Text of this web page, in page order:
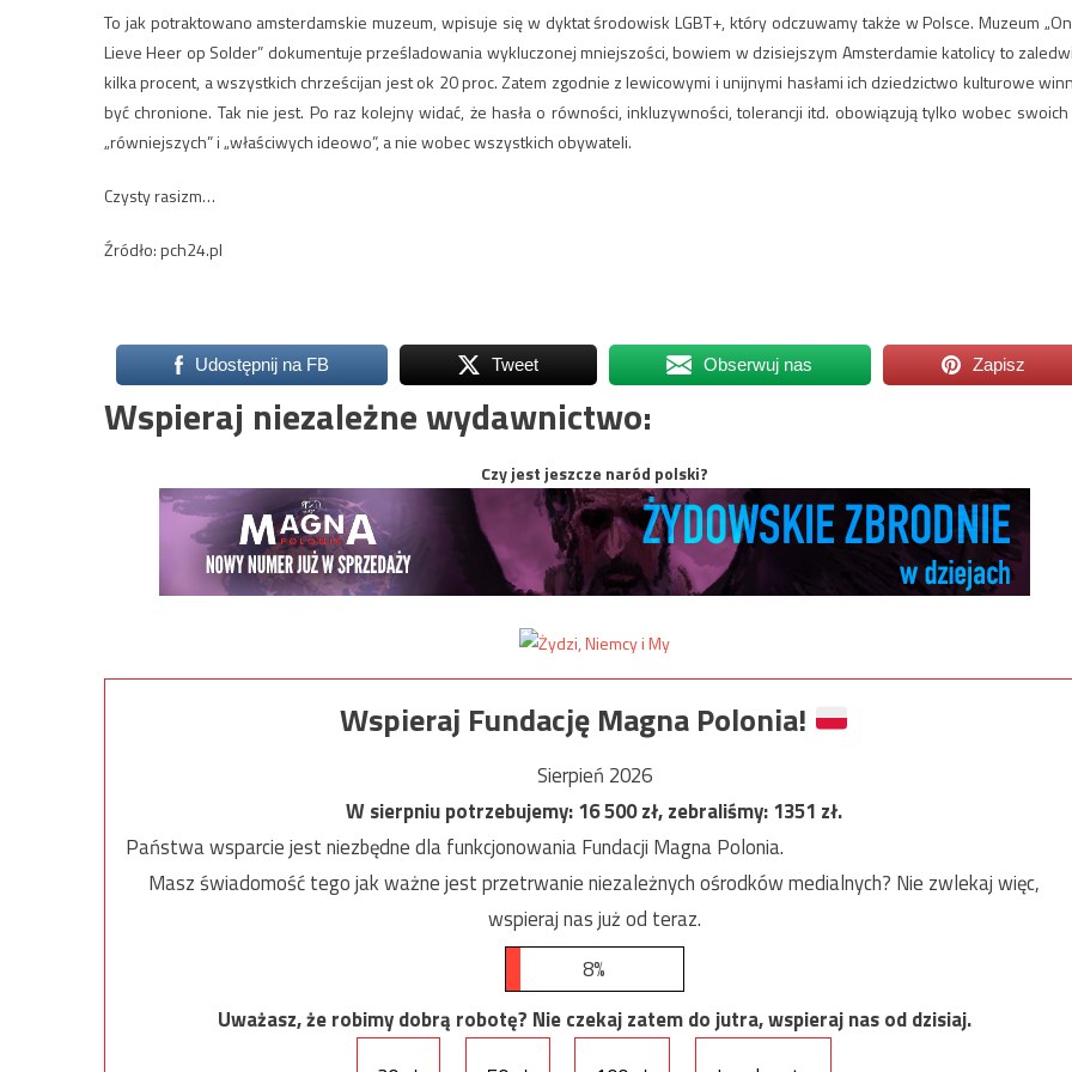
To jak potraktowano amsterdamskie muzeum, wpisuje się w dyktat środowisk LGBT+, który odczuwamy także w Polsce. Muzeum
Lieve Heer op Solder” dokumentuje prześladowania wykluczonej mniejszości, bowiem w dzisiejszym Amsterdamie katolicy to
kilka procent, a wszystkich chrześcijan jest ok 20 proc. Zatem zgodnie z lewicowymi i unijnymi hasłami ich dziedzictwo kulturowe
być chronione. Tak nie jest. Po raz kolejny widać, że hasła o równości, inkluzywności, tolerancji itd. obowiązują tylko wobec
„równiejszych” i „właściwych ideowo”, a nie wobec wszystkich obywateli.
Czysty rasizm…
Źródło: pch24.pl
Udostępnij na FB Tweet Obserwuj nas Zapisz
Wspieraj niezależne wydawnictwo:
Czy jest jeszcze naród polski?
Wspieraj Fundację Magna Polonia!
Sierpień 2026
W sierpniu potrzebujemy:16 500zł, zebraliśmy:1351 zł.
Państwa wsparcie jest niezbędne dla funkcjonowania Fundacji Magna Polonia.
Masz świadomość tego jak ważne jest przetrwanie niezależnych ośrodków medialnych? Nie zwlekaj więc,
wspieraj nas już od teraz.
8%
Uważasz, że robimy dobrą robotę? Nie czekaj zatem do jutra, wspieraj nas od dzisiaj.